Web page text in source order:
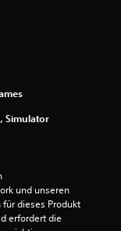
S
Simulator
und unseren
dieses Produkt
erfordert die